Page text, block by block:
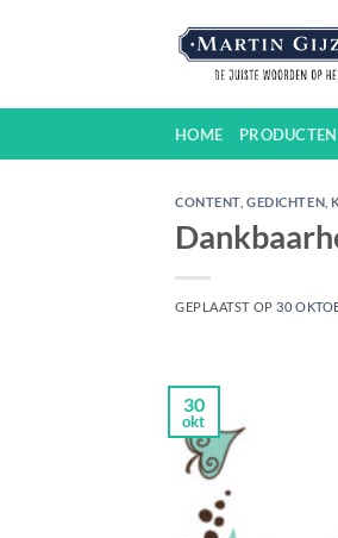
HOME PRODUCTEN
CONTENT,GEDICHTEN
GEPLAATST OP 30
30
okt